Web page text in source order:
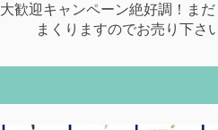
大歓迎キャンペーン絶好調！ま
まくりますのでお売り下さ